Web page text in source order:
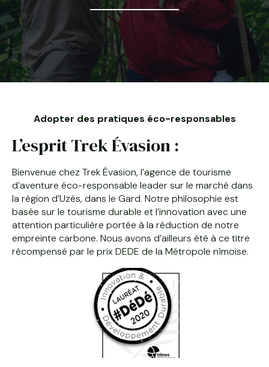
Adopter des pratiques éco-responsables
L’esprit Trek Évasion :
Bienvenue chez Trek Évasion, l’agence de tourisme
d’aventure éco-responsable leader sur le marché dans
la région d’Uzès, dans le Gard. Notre philosophie est
basée sur le tourisme durable et l’innovation avec une
attention particulière portée à la réduction de notre
empreinte carbone. Nous avons d’ailleurs été à ce titre
récompensé par le prix DEDE de la Métropole nîmoise.